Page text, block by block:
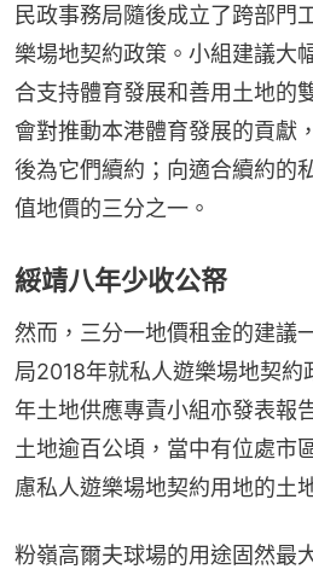
民政事務局隨後成立了跨部門
樂場地契約政策。小組建議大
合支持體育發展和善用土地的
會對推動本港體育發展的貢獻
後為它們續約；向適合續約的
值地價的三分之一。
綏靖八年少收公帑
然而，三分一地價租金的建議
局2018年就私人遊樂場地契約
年土地供應專責小組亦發表報
土地逾百公頃，當中有位處市
慮私人遊樂場地契約用地的土
粉嶺高爾夫球場的用途固然最